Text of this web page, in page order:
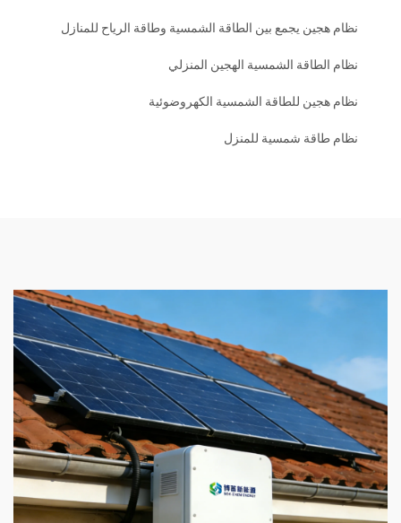
نظام هجين يجمع بين الطاقة الشمسية وطاقة الرياح للمنازل
نظام الطاقة الشمسية الهجين المنزلي
نظام هجين للطاقة الشمسية الكهروضوئية
نظام طاقة شمسية للمنزل